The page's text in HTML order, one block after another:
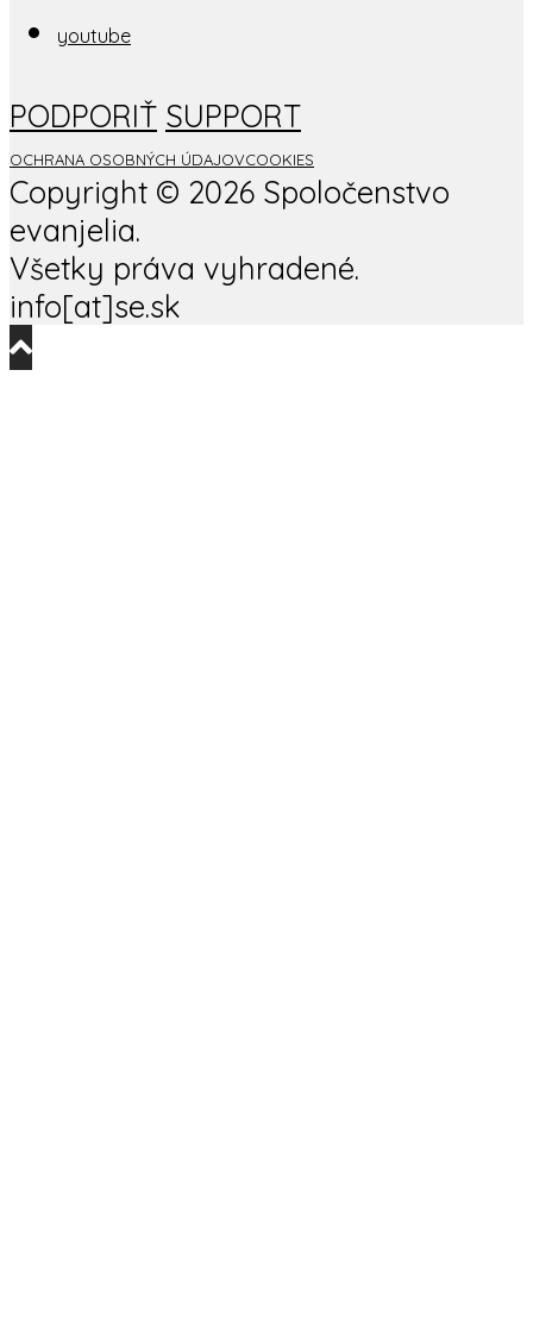
youtube
PODPORIŤ SUPPORT
OCHRANA OSOBNÝCH ÚDAJOVCOOKIES
Copyright © 2026 Spoločenstvo
evanjelia.
Všetky práva vyhradené.
info[at]se.sk